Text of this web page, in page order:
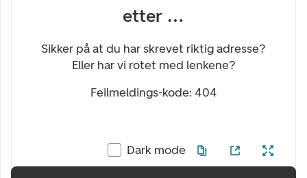
etter …
Sikker på at du har skrevet riktig adresse?
Eller har vi rotet med lenkene?
Feilmeldings-kode: 404
Dark mode